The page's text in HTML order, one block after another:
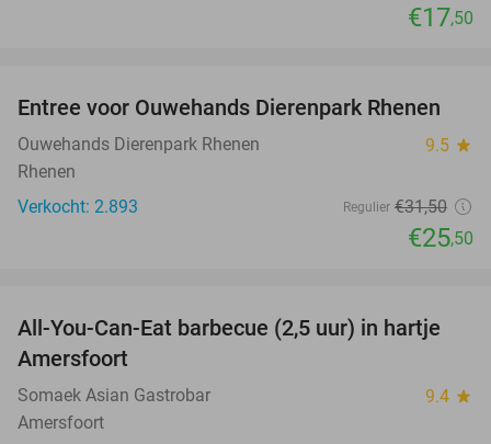
€17,50
19%
Entree voor Ouwehands Dierenpark Rhenen
Ouwehands Dierenpark Rhenen 9.5 star
Rhenen
Verkocht: 2.893
Regulier €31,50
€25,50
25%
All-You-Can-Eat barbecue (2,5 uur) in hartje
Amersfoort
Somaek Asian Gastrobar 9.4 star
Amersfoort